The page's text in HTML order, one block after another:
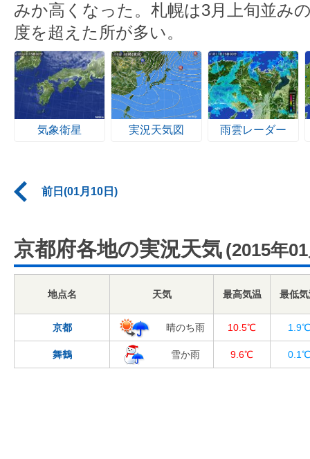
みか高くなった。札幌は3月上旬並み
度を超えた所が多い。
気象衛星 実況天気図 雨雲レーダー
前日(01月10日)
京都府各地の実況天気 (2015年
地点名 天気 最高気温 最低
京都 晴のち雨 10.5℃ 1.9℃
舞鶴 雪か雨 9.6℃ 0.1℃